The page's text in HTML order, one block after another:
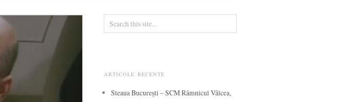
ARTICOLE RECENTE
Steaua București – SCM Râmnicul Vâlcea,